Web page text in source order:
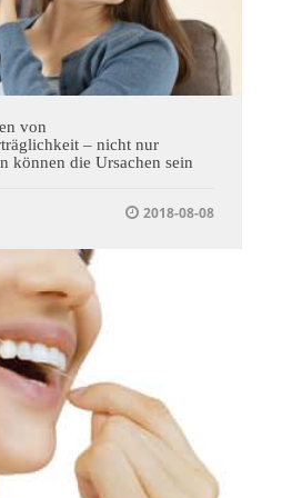
von
– nicht nur
können die Ursachen sein
2018-08-08